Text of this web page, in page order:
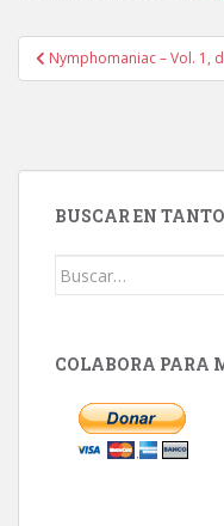
Navegación
de
Nymphomaniac – Vol. 1,
BUSCAR EN
Buscar:
COLABORA PARA